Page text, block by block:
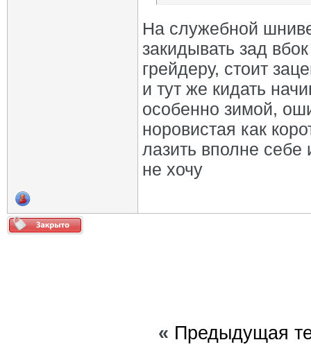
На служебной
закидывать зад
грейдеру, стоит
и тут же кидать
особенно зимой,
норовистая как
лазить вполне
не хочу
« Предыдущая